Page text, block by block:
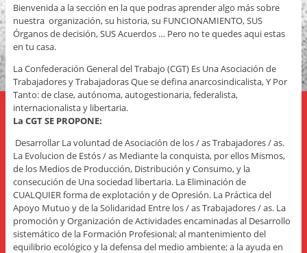
Bienvenida a la sección en la que podras aprender algo más sobre
nuestra organización, su historia, su FUNCIONAMIENTO, SUS
Órganos de decisión, SUS Acuerdos … Pero no te quedes aqui estas
en tu casa.
La Confederación General del Trabajo (CGT) Es Una Asociación de
Trabajadores y Trabajadoras Que se defina anarcosindicalista, Y Por
Tanto: de clase, autónoma, autogestionaria, federalista,
internacionalista y libertaria.
La CGT SE PROPONE:
Desarrollar La voluntad de Asociación de los / as Trabajadores / as.
La Evolucion de Estós / as Mediante la conquista, por ellos Mismos,
de los Medios de Producción, Distribución y Consumo, y la
consecución de Una sociedad libertaria. La Eliminación de
CUALQUIER forma de explotación y de Opresión. La Práctica del
Apoyo Mutuo y de la Solidaridad Entre los / as Trabajadores / as. La
promoción y Organización de Actividades encaminadas al Desarrollo
sistemático de la Formación Profesional; al mantenimiento del
equilibrio ecológico y la defensa del medio ambiente; a la ayuda en